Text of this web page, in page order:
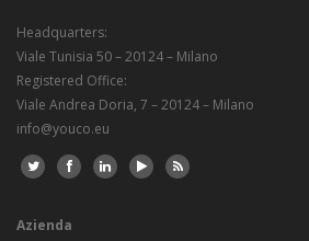
Headquarters:
Viale Tunisia 50 – 20124 – Milano
Registered Office:
Viale Andrea Doria, 7 – 20124 – Milano
info@youco.eu
Azienda